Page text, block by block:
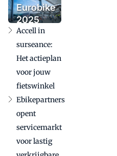
urbanmerk
Tenways
toe
Eurobike
2025
bevestigt
internationale
betekenis in
uitdagende
markt
Accell in
surseance:
Het actieplan
voor jouw
fietswinkel
Ebikepartners
opent
servicemarkt
voor lastig